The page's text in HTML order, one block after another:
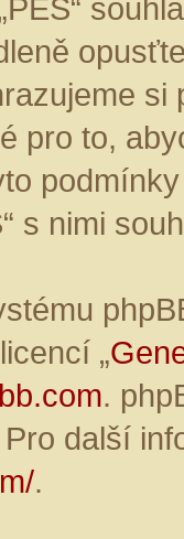
pro to,
s nimi
„
.
další
.